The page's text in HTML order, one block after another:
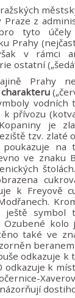
z
tyto účely
Prahy
v rámci
ostatní
Prahy
vodních
přívozu
je
tzv. zlaté
poukazuje na
ve znaku
k Freyově
ještě symbol
Ozubené kolo
také ve
odkazuje k
odkazuje k